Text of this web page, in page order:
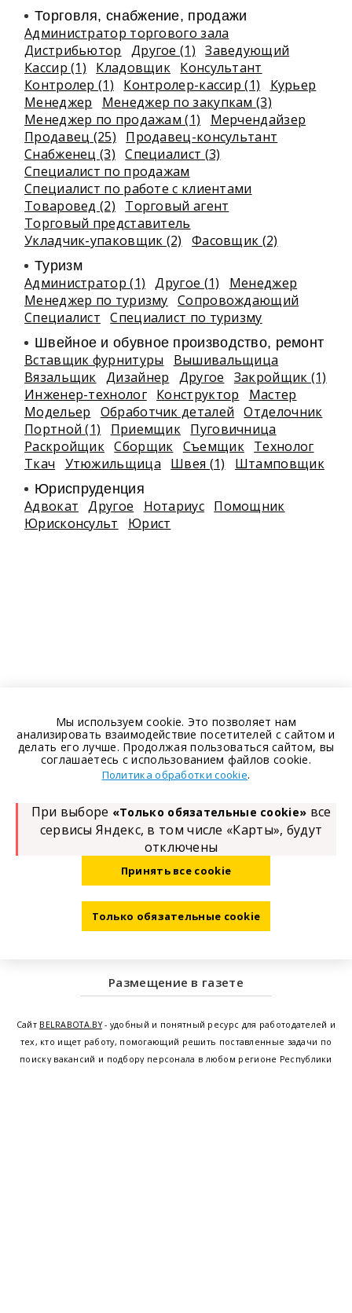
Торговля, снабжение, продажи
Администратор торгового зала
Дистрибьютор
Другое (1)
Заведующий
Кассир (1)
Кладовщик Консультант
Контролер (1)
Контролер-кассир (1)
Курьер
Менеджер
Менеджер по закупкам (3)
Менеджер по продажам (1)
Мерчендайзер
Продавец (25)
Продавец-консультант
Снабженец (3)
Специалист (3)
Специалист по продажам
Специалист по работе с клиентами
Товаровед (2)
Торговый агент
Торговый представитель
Укладчик-упаковщик (2)
Фасовщик (2)
Туризм
Администратор (1) Другое (1)
Менеджер
Менеджер по туризму Сопровождающий
Специалист
Специалист по туризму
Швейное и обувное производство, ремонт
Вставщик фурнитуры
Вышивальщица
Вязальщик Дизайнер Другое
Закройщик (1)
Инженер-технолог Конструктор
Мастер
Модельер
Обработчик деталей
Отделочник
Портной (1)
Приемщик Пуговичница
Раскройщик Сборщик Съемщик Технолог
Ткач
Утюжильщица Швея (1) Штамповщик
Юриспруденция
Адвокат Другое Нотариус Помощник
Юрисконсульт
Юрист
Размещение в газете
Сайт BELRABOTA.BY- удобный и понятный ресурс для работодателей и
тех, кто ищет работу, помогающий решить поставленные задачи по
поиску вакансий и подбору персонала в любом регионе Республики
Мы используем cookie. Это позволяет нам
анализировать взаимодействие посетителей с сайтом и
делать его лучше. Продолжая пользоваться сайтом, вы
соглашаетесь с использованием файлов cookie.
Политика обработки cookie.
При выборе «Только обязательные cookie» все
сервисы Яндекс, в том числе «Карты», будут
отключены
Принять все cookie
Только обязательные cookie